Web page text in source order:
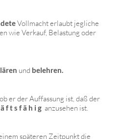
Vollmacht erlaubt jegliche
wie Verkauf, Belastung oder
und belehren.
ob er der Auffassung ist, daß der
f t s f ä h i g anzusehen ist.
späteren Zeitpunkt die